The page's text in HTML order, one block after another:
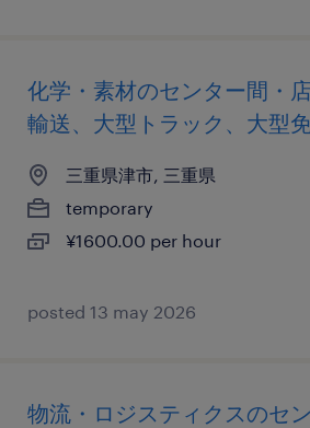
化学・素材のセンター間・
輸送、大型トラック、大型
三重県津市, 三重県
temporary
¥1600.00 per hour
posted 13 may 2026
物流・ロジスティクスのセ